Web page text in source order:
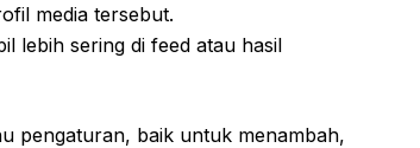
media tersebut.
lebih sering di feed atau hasil
pengaturan, baik untuk menambah,